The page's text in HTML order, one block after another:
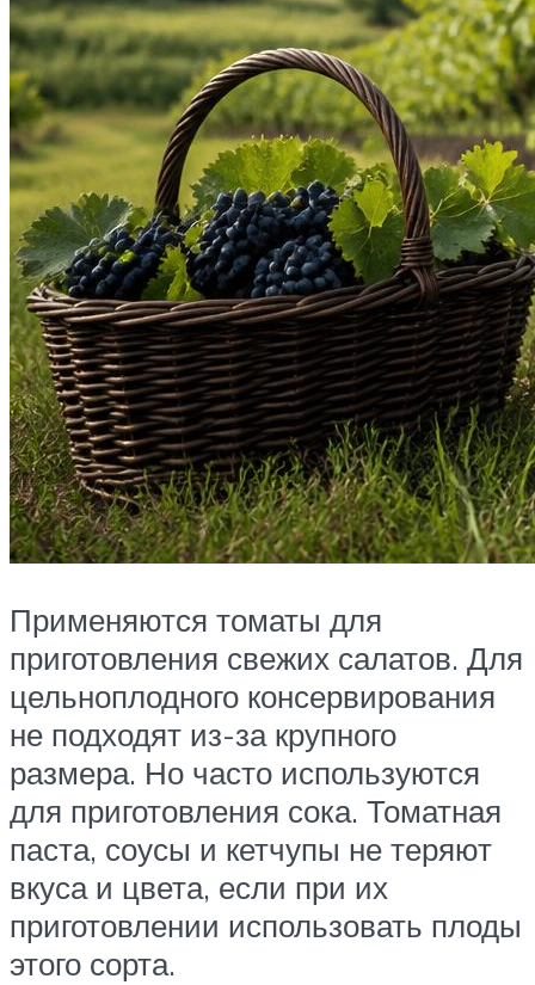
Применяются томаты для
приготовления свежих салатов. Для
цельноплодного консервирования
не подходят из-за крупного
размера. Но часто используются
для приготовления сока. Томатная
паста, соусы и кетчупы не теряют
вкуса и цвета, если при их
приготовлении использовать плоды
этого сорта.